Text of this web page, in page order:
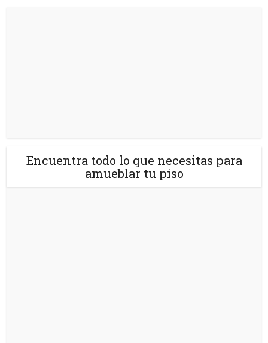
Encuentra todo lo que necesitas para
amueblar tu piso